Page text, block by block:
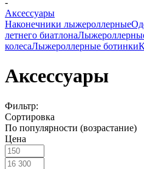
-
Аксессуары
Наконечники лыжероллерные
летнего биатлона
колесаЛыжероллерные ботинки
Аксессуары
Фильтр:
Сортировка
По популярности (возрастание)
Цена